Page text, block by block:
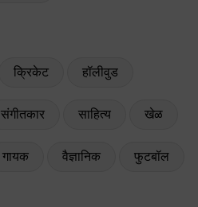
क्रिकेट हॉलीवुड
संगीतकार साहित्य खेळ
गायक वैज्ञानिक फुटबॉल